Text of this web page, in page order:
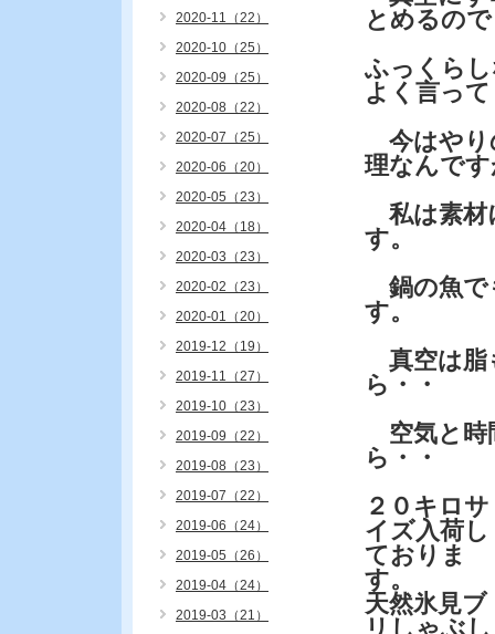
とめるので
ふっくら
よく言っ
今はやり
理なんで
私は素材
す。
鍋の魚で
す。
真空は脂
ら・・
空気と時
ら・・
２０キロサ
イズ入荷し
ておりま
す。
天然氷見ブ
リしゃぶし
2020-11（22）
2020-10（25）
2020-09（25）
2020-08（22）
2020-07（25）
2020-06（20）
2020-05（23）
2020-04（18）
2020-03（23）
2020-02（23）
2020-01（20）
2019-12（19）
2019-11（27）
2019-10（23）
2019-09（22）
2019-08（23）
2019-07（22）
2019-06（24）
2019-05（26）
2019-04（24）
2019-03（21）